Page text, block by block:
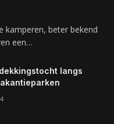
kamperen, beter bekend
een…
langs